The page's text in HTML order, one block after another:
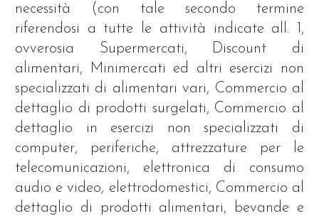
necessità (con tale secondo termine
riferendosi a tutte le attività indicate all. 1,
ovverosia Supermercati, Discount di
alimentari, Minimercati ed altri esercizi non
specializzati di alimentari vari, Commercio al
dettaglio di prodotti surgelati, Commercio al
dettaglio in esercizi non specializzati di
computer, periferiche, attrezzature per le
telecomunicazioni, elettronica di consumo
audio e video, elettrodomestici, Commercio al
dettaglio di prodotti alimentari, bevande e